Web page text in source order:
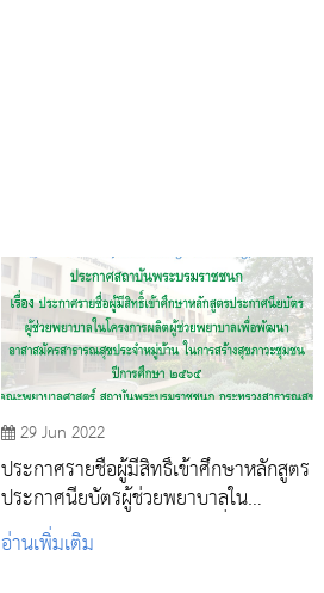
29 Jun 2022
ประกาศรายชื่อผู้มีสิทธิ์เข้าศึกษาหลักสูตร
ประกาศนียบัตรผู้ช่วยพยาบาลใน
โครงการผลิตผู้ช่วยพยาบาลเพื่อพัฒนา
อาสาสมัครสาธารณสุขประจำหมู่บ้าน ใน
อ่านเพิ่มเติม